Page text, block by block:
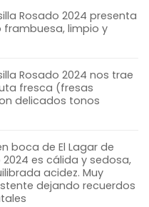
Rosado 2024 presenta
frambuesa, limpio y
Rosado 2024 nos trae
fresca (fresas
delicados tonos
boca de El Lagar de
2024 es cálida y sedosa,
acidez. Muy
dejando recuerdos